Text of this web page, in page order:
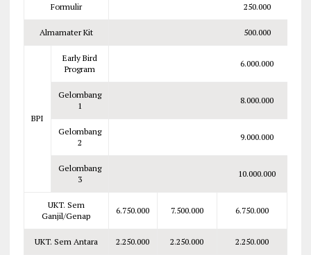
Formulir 250.000
Almamater Kit 500.000
BPI
Early Bird
Program
6.000.000
Gelombang
1
8.000.000
Gelombang
2
9.000.000
Gelombang
3
10.000.000
UKT. Sem
Ganjil/Genap
6.750.000 7.500.000 6.750.000
UKT. Sem Antara 2.250.000 2.250.000 2.250.000